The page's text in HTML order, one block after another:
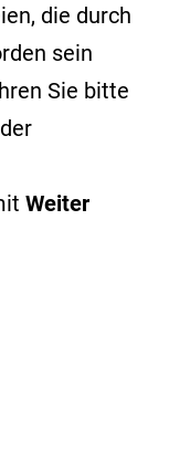
die durch
sein
Sie bitte
Weiter